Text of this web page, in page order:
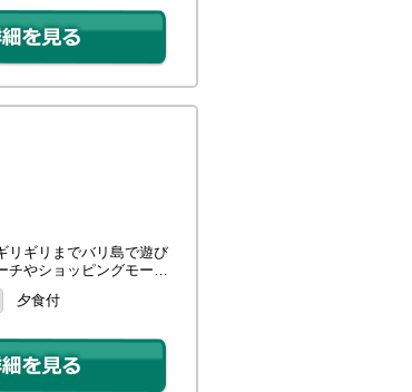
リギリまでバリ島で遊び
チやショッピングモー…
夕食付